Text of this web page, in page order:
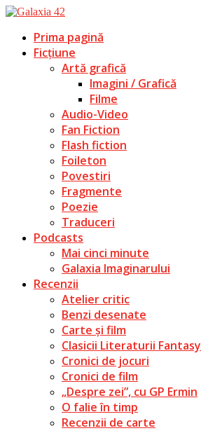
Prima pagină
Ficțiune
Artă grafică
Imagini / Grafică
Filme
Audio-Video
Fan Fiction
Flash fiction
Foileton
Povestiri
Fragmente
Poezie
Traduceri
Podcasts
Mai cinci minute
Galaxia Imaginarului
Recenzii
Atelier critic
Benzi desenate
Carte și film
Clasicii Literaturii Fantasy
Cronici de jocuri
Cronici de film
„Despre zei”, cu GP Ermin
O falie în timp
Recenzii de carte